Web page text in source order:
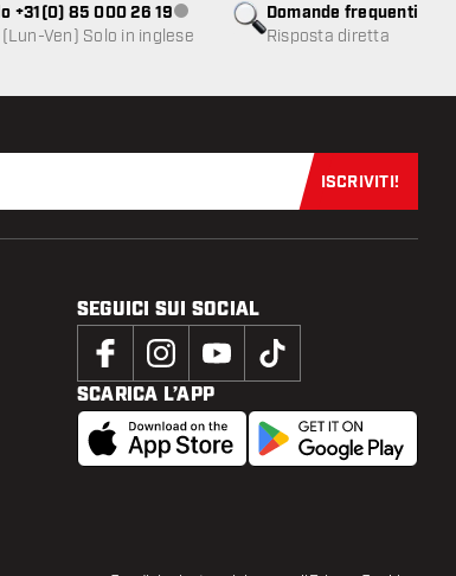
Domande frequenti
Risposta diretta
+31(0) 85 000 26 19Servizio clienti non disponibile
Ven) Solo in inglese
Iscriviti
ISCRIVITI!
SEGUICI SUI SOCIAL
SCARICA L’APP